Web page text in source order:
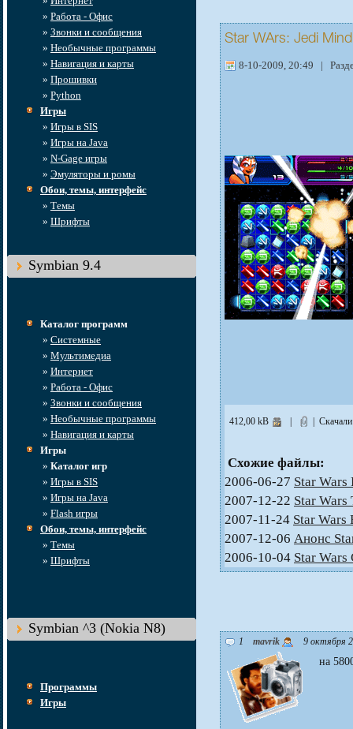
» Работа - Офис
» Звонки и сообщения
» Необычные программы
» Навигация и карты
» Прошивки
» Python
Игры
» Игры в SIS
» Игры на Java
» N-Gage игры
» Эмуляторы и ромы
Обои, темы, интерфейс
» Темы
» Шрифты
Symbian 9.4
Каталог программ
» Системные
» Мультимедиа
» Интернет
» Работа - Офис
» Звонки и сообщения
» Необычные программы
» Навигация и карты
Игры
» Каталог игр
» Игры в SIS
» Игры на Java
» Flash игры
Обои, темы, интерфейс
» Темы
» Шрифты
Symbian ^3 (Nokia N8)
Программы
Игры
Star WArs: Jedi
8-10-2009, 20:49 |
412,00 kB |
Схожие файлы:
2006-06-27 Star
2007-12-22 Star
2007-11-24 Star Wars
2007-12-06 Анонс
2006-10-04 Star
1 mavrik 9 октября
на